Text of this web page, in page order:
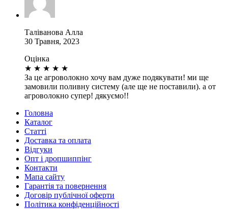
Таліванова Алла
30 Травня, 2023
Оцінка
★ ★ ★ ★ ★
За це агроволокно хочу вам дуже подякувати! ми ще
замовили поливну систему (але ще не поставили). а от
агроволокно супер! дякуємо!!
Головна
Каталог
Статті
Доставка та оплата
Відгуки
Опт і дропшиппінг
Контакти
Мапа сайту
Гарантія та повернення
Договір публічної оферти
Політика конфіденційності